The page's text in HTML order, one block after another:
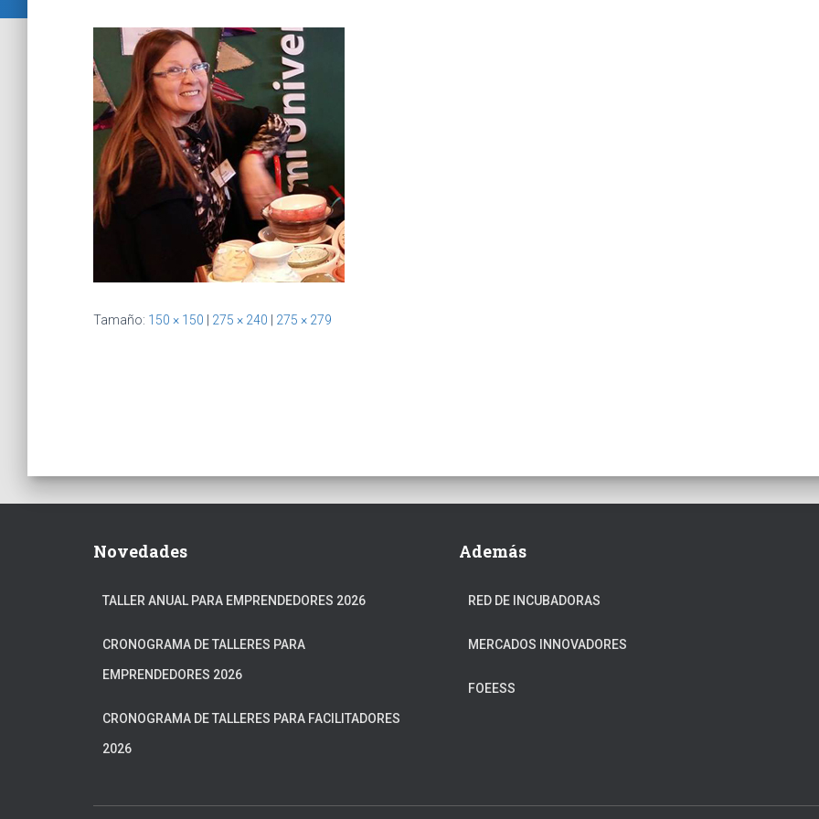
Tamaño: 150 × 150 275 × 240 275 × 279
Novedades
TALLER ANUAL PARA EMPRENDEDORES 2026
CRONOGRAMA DE TALLERES PARA
EMPRENDEDORES 2026
CRONOGRAMA DE TALLERES PARA FACILITADORES
2026
Además
RED DE INCUBADORAS
MERCADOS INNOVADORES
FOEESS